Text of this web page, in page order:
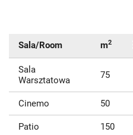
Sala/Room m2
Sala
Warsztatowa
75
Cinemo 50
Patio 150